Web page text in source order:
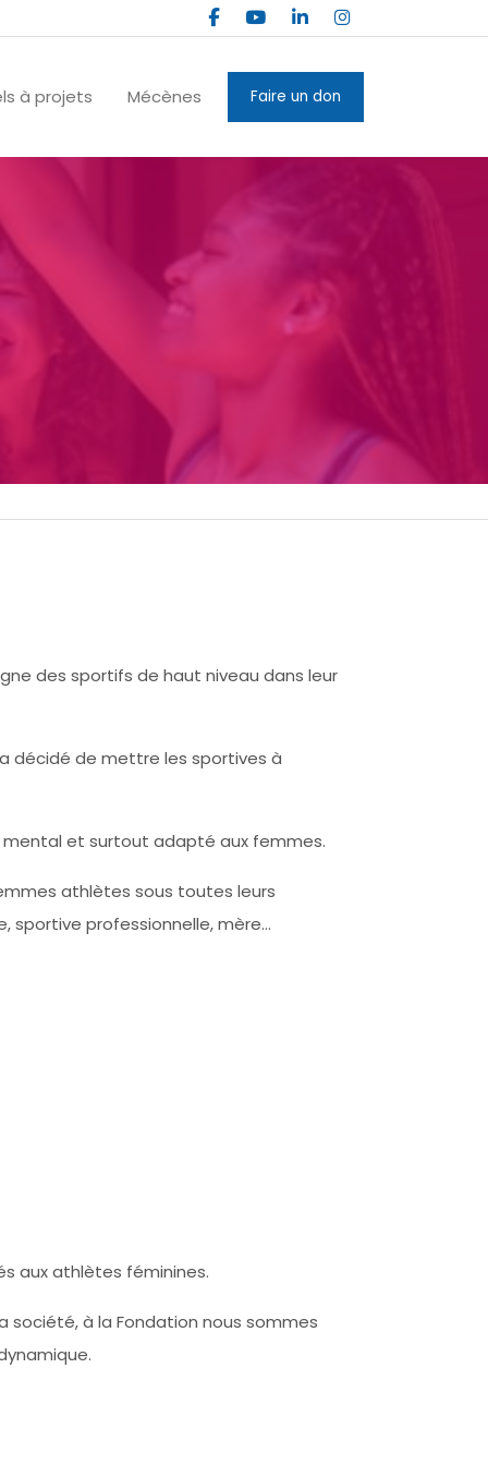
à projets Mécènes Faire un don
des sportifs de haut niveau dans leur
décidé de mettre les sportives à
et surtout adapté aux femmes.
athlètes sous toutes leurs
sportive professionnelle, mère…
aux athlètes féminines.
société, à la Fondation nous sommes